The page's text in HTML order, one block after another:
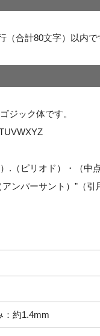
合計80文字）以内で
ジック体です。
.（ピリオド）・（中
ンパーサント）”（引
：約1.4mm